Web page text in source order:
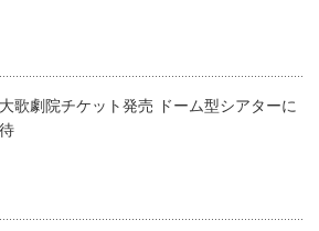
大歌劇院チケット発売 ドーム型シアターに